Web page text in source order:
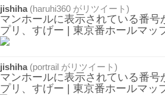
jishiha(haruhi360 がリツイート)
マンホールに表示されている番
プリ、すげー | 東京番ホールマッ
jishiha(portrail がリツイート)
マンホールに表示されている番
プリ、すげー | 東京番ホールマッ